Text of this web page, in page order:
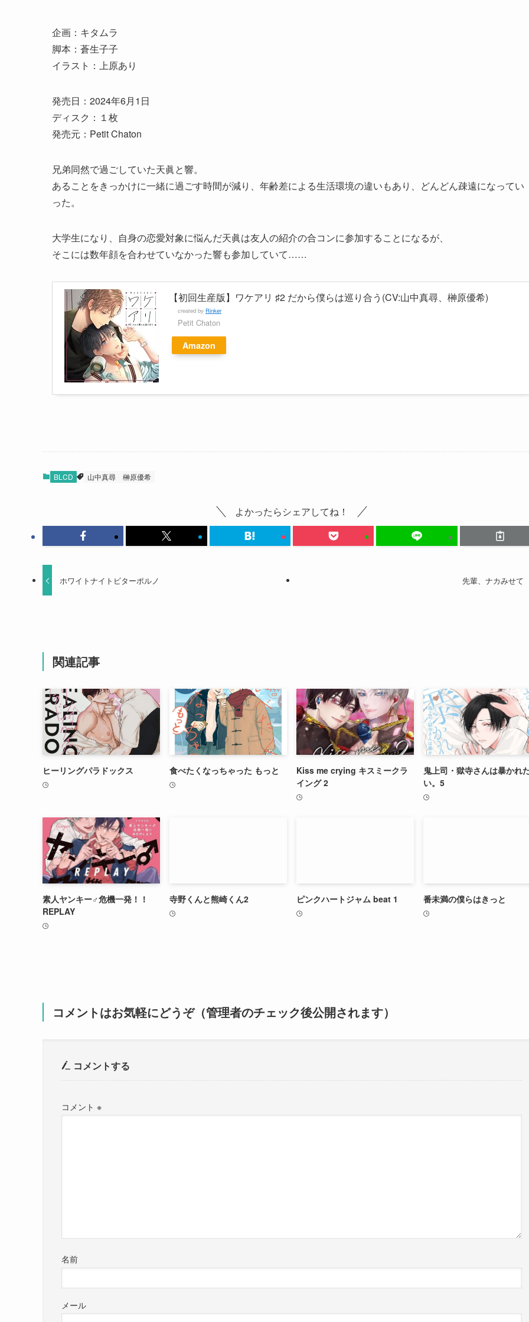
企画：キタムラ
脚本：蒼生子子
イラスト：上原あり
発売日：2024年6月1日
ディスク：１枚
発売元：Petit Chaton
兄弟同然で過ごしていた天眞と響。
あることをきっかけに一緒に過ごす時間が減り、年齢差による生活環境の違いもあり、どんどん疎遠になってい
った。
大学生になり、自身の恋愛対象に悩んだ天眞は友人の紹介の合コンに参加することになるが、
そこには数年顔を合わせていなかった響も参加していて……
【初回生産版】ワケアリ ♯2 だから僕らは巡り合う(CV:山中真尋、榊原優希)
created by Rinker
Petit Chaton
Amazon
BLCD 山中真尋 榊原優希
よかったらシェアしてね！
ホワイトナイトビターポルノ 先輩、ナカみせて
関連記事
ヒーリングパラドックス 食べたくなっちゃった もっと
Kiss me crying キスミークラ
イング 2
鬼上司・獄寺さんは暴かれ
い。5
素人ヤンキー♂危機一発！！
REPLAY
寺野くんと熊崎くん2 ピンクハートジャム beat 1 番未満の僕らはきっと
コメントはお気軽にどうぞ（管理者のチェック後公開されます）
コメントする
コメント ※
名前
メール